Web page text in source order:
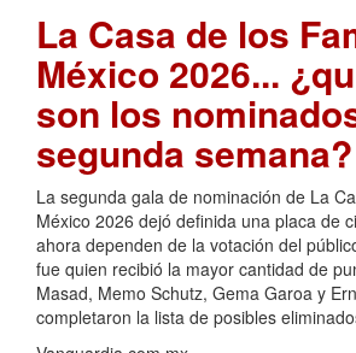
La Casa de los
México 2026...
son los
segunda semana?
La segunda gala de nominación de La
México 2026 dejó definida una placa de
ahora dependen de la votación del
fue quien recibió la mayor cantidad de
Masad, Memo Schutz, Gema Garoa y
completaron la lista de posibles